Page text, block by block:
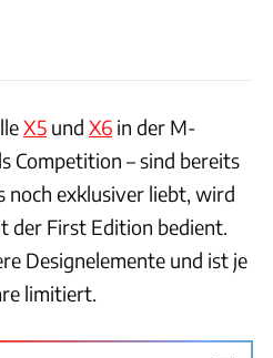
X5 und X6 in der M-
Competition – sind bereits
noch exklusiver liebt, wird
der First Edition bedient.
Designelemente und ist je
limitiert.